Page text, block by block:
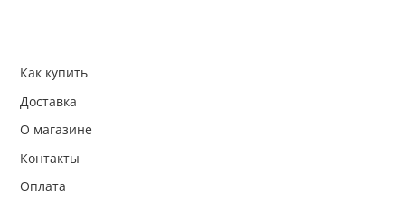
Как купить
Доставка
О магазине
Контакты
Оплата